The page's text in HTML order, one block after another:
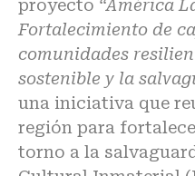
proyecto “América
Fortalecimiento de
comunidades
sostenible y la
una iniciativa que
región para
torno a la